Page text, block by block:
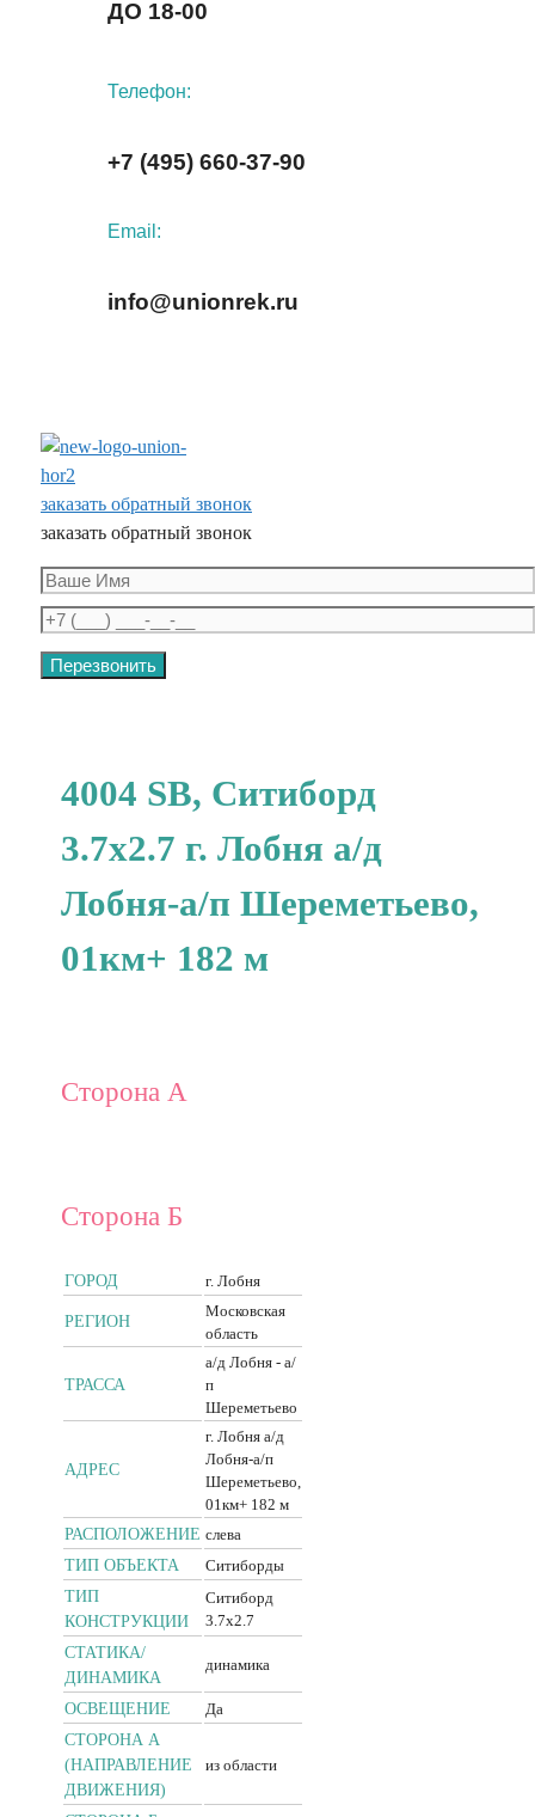
ДО 18-00
Телефон:
+7 (495) 660-37-90
Email:
info@unionrek.ru
заказать обратный звонок
заказать обратный звонок
4004 SB, Ситиборд
3.7x2.7 г. Лобня а/д
Лобня-а/п Шереметьево,
01км+ 182 м
Сторона А
Сторона Б
ГОРОД г. Лобня
РЕГИОН
Московская
область
ТРАССА
а/д Лобня - а/
п
Шереметьево
АДРЕС
г. Лобня а/д
Лобня-а/п
Шереметьево,
01км+ 182 м
РАСПОЛОЖЕНИЕ слева
ТИП ОБЪЕКТА
Ситиборды
ТИП
КОНСТРУКЦИИ
Ситиборд
3.7x2.7
CТАТИКА/
ДИНАМИКА
динамика
ОСВЕЩЕНИЕ
Да
СТОРОНА А
(НАПРАВЛЕНИЕ
ДВИЖЕНИЯ)
из области